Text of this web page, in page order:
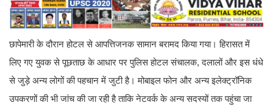
छापेमारी के दौरान होटल से आपत्तिजनक सामान बरामद किया गया। हिरासत में
लिए गए युवक से पूछताछ के आधार पर पुलिस होटल संचालक, दलालों और इस धंधे
से जुड़े अन्य लोगों की पहचान में जुटी है। मोबाइल फोन और अन्य इलेक्ट्रॉनिक
उपकरणों की भी जांच की जा रही है ताकि नेटवर्क के अन्य सदस्यों तक पहुंचा जा